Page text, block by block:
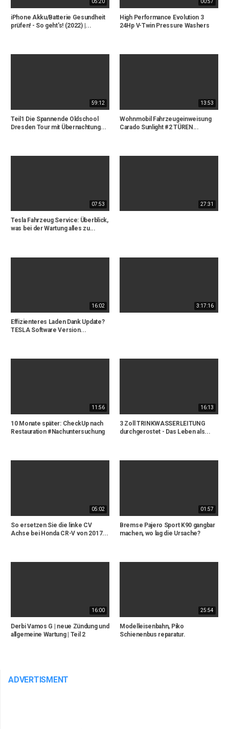
05:20
iPhone Akku/Batterie Gesundheit
prüfen! - So geht's! (2022) |...
00:57
High Performance Evolution 3
24Hp V-Twin Pressure Washers
59:12
Teil1 Die Spannende Oldschool
Dresden Tour mit Übernachtung...
13:53
Wohnmobil Fahrzeugeinweisung
Carado Sunlight #2 TÜREN...
07:53
Tesla Fahrzeug Service: Überblick,
was bei der Wartung alles zu...
27:31
16:02
Effizienteres Laden Dank Update?
TESLA Software Version...
3:17:16
11:56
10 Monate später: CheckUp nach
Restauration #Nachuntersuchung
16:13
3 Zoll TRINKWASSERLEITUNG
durchgerostet - Das Leben als...
05:02
So ersetzen Sie die linke CV
Achse bei Honda CR-V von 2017...
01:57
Bremse Pajero Sport K90 gangbar
machen, wo lag die Ursache?
16:00
Derbi Vamos G | neue Zündung und
allgemeine Wartung | Teil 2
25:54
Modelleisenbahn, Piko
Schienenbus reparatur.
ADVERTISMENT